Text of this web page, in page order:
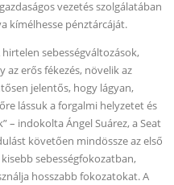
vezetés szolgálatában
kímélhesse pénztárcáját.
sebességváltozások,
az erős fékezés, növelik az
jelentős, hogy lágyan,
lássuk a forgalmi helyzetet és
indokolta Ángel Suárez, a Seat
követően mindössze az első
sebességfokozatban,
hosszabb fokozatokat. A